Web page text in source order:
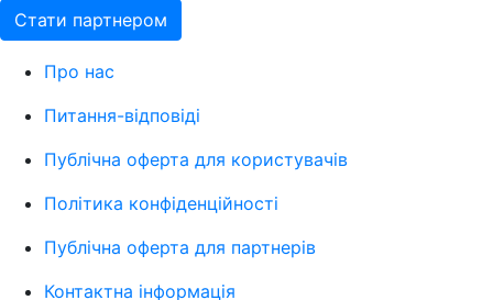
Стати партнером
Про нас
Питання-відповіді
Публічна оферта для користувачів
Політика конфіденційності
Публічна оферта для партнерів
Контактна інформація